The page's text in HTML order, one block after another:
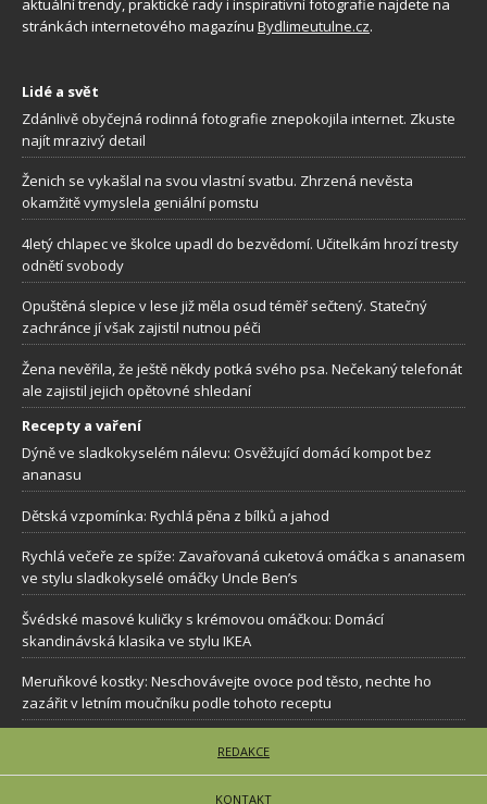
aktuální trendy, praktické rady i inspirativní fotografie najdete na
stránkách internetového magazínu Bydlimeutulne.cz.
Lidé a svět
Zdánlivě obyčejná rodinná fotografie znepokojila internet. Zkuste
najít mrazivý detail
Ženich se vykašlal na svou vlastní svatbu. Zhrzená nevěsta
okamžitě vymyslela geniální pomstu
4letý chlapec ve školce upadl do bezvědomí. Učitelkám hrozí tresty
odnětí svobody
Opuštěná slepice v lese již měla osud téměř sečtený. Statečný
zachránce jí však zajistil nutnou péči
Žena nevěřila, že ještě někdy potká svého psa. Nečekaný telefonát
ale zajistil jejich opětovné shledaní
Recepty a vaření
Dýně ve sladkokyselém nálevu: Osvěžující domácí kompot bez
ananasu
Dětská vzpomínka: Rychlá pěna z bílků a jahod
Rychlá večeře ze spíže: Zavařovaná cuketová omáčka s ananasem
ve stylu sladkokyselé omáčky Uncle Ben’s
Švédské masové kuličky s krémovou omáčkou: Domácí
skandinávská klasika ve stylu IKEA
Meruňkové kostky: Neschovávejte ovoce pod těsto, nechte ho
zazářit v letním moučníku podle tohoto receptu
REDAKCE
KONTAKT